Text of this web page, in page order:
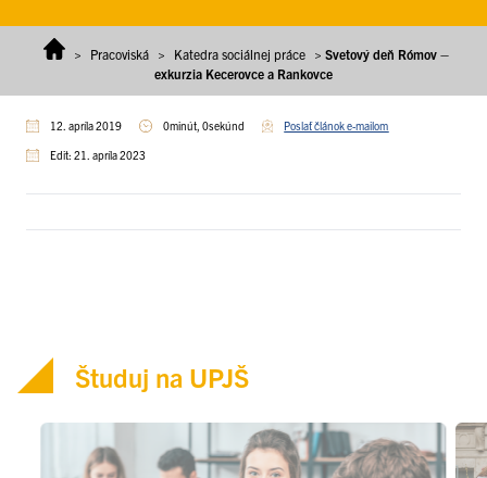
> Pracoviská > Katedra sociálnej práce > Svetový deň Rómov –
exkurzia Kecerovce a Rankovce
12. apríla 2019 0minút, 0sekúnd Poslať článok e-mailom
Edit: 21. apríla 2023
Študuj na UPJŠ